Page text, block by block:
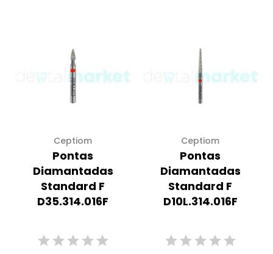
Ceptiom
Pontas
Diamantadas
Standard F
D35.314.016F
Ceptiom
Pontas
Diamantadas
Standard F
D10L.314.016F